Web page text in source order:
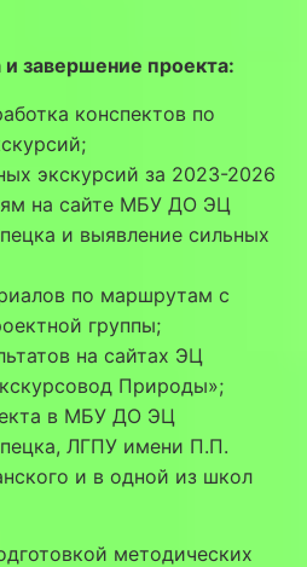
завершение проекта:
конспектов по
экскурсий за 2023-2026
на сайте МБУ ДО ЭЦ
и выявление сильных
по маршрутам с
группы;
на сайтах ЭЦ
Природы»;
в МБУ ДО ЭЦ
ЛГПУ имени П.П.
и в одной из школ
методических